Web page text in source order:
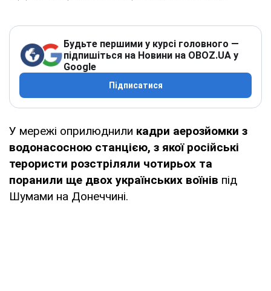
Будьте першими у курсі головного —
підпишіться на Новини на OBOZ.UA у
Google
Підписатися
У мережі оприлюднили кадри аерозйомки з
водонасосною станцією, з якої російські
терористи розстріляли чотирьох та
поранили ще двох українських воїнів під
Шумами на Донеччині.